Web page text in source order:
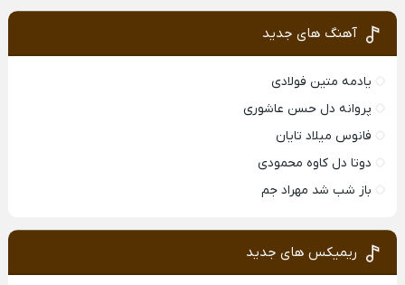
آهنگ های جدید
یادمه متین فولادی
پروانه دل حسن عاشوری
فانوس میلاد تایان
دوتا دل کاوه محمودی
باز شب شد مهراد جم
ریمیکس های جدید